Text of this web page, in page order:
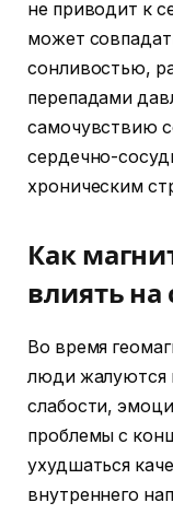
не приводит к
может
сонливостью,
перепадами
самочувствию
сердечно-
хроническим
Как
влиять на
Во время
люди жалуются
слабости,
проблемы с
ухудшаться
внутреннего